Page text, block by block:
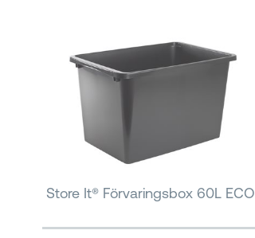
Store It® Förvaringsbox 60L ECO